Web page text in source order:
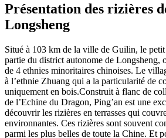
Présentation des rizières
Longsheng
Situé à 103 km de la ville de Guilin, le
partie du district autonome de Longsheng,
de 4 ethnies minoritaires chinoises. Le
à l’ethnie Zhuang qui a la particularité de
uniquement en bois.Construit à flanc de
de l’Echine du Dragon, Ping’an est une
découvrir les rizières en terrasses qui
environnantes. Ces rizières sont souvent
parmi les plus belles de toute la Chine. Et